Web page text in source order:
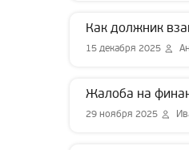
Как должник
15 декабря 2025
Жалоба на
29 ноября 2025